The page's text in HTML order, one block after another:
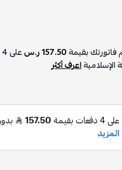
بقيمة157.50 ر.س على4
الإسلاميةاعرف أكثر